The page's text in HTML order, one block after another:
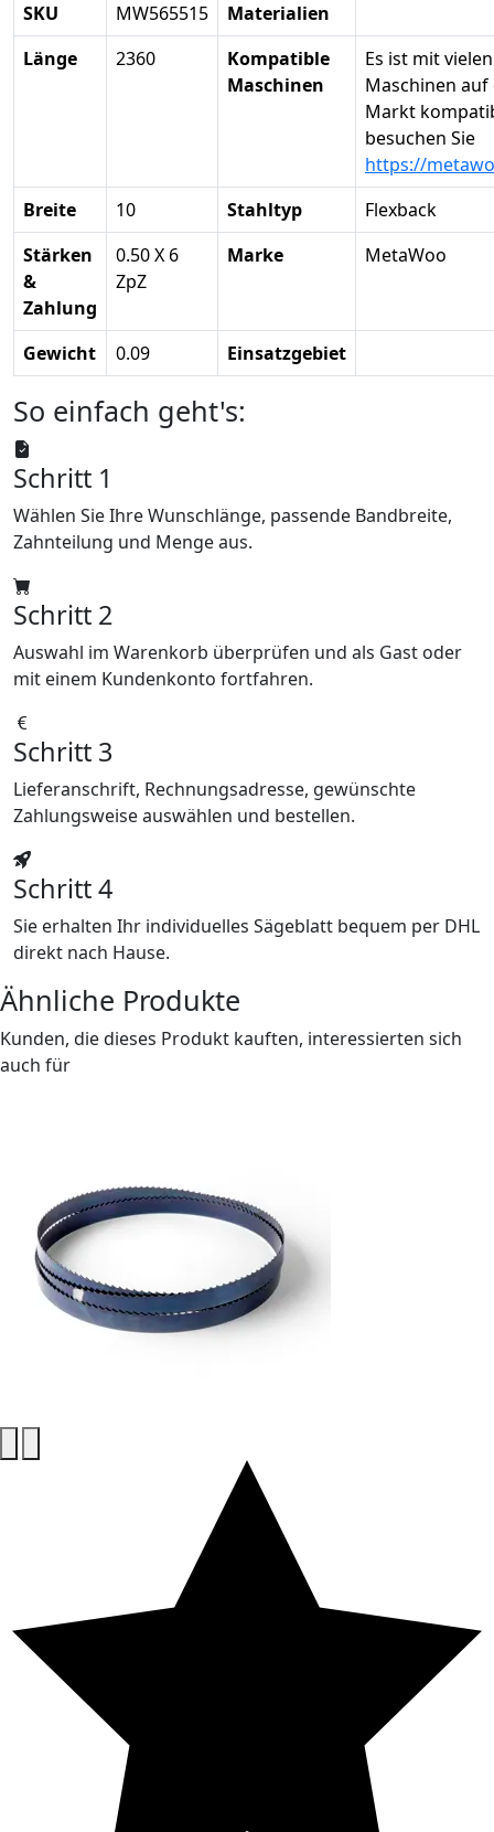
SKU MW565515
Materialien
Länge
2360
Kompatible
Maschinen
Es ist mit vielen
Maschinen auf
Markt
besuchen Sie
https://
Breite
10 Stahltyp
Flexback
Stärken
&
Zahlung
0.50 X 6
ZpZ
Marke MetaWoo
Gewicht 0.09 Einsatzgebiet
So einfach geht's:
Schritt 1
Wählen Sie Ihre Wunschlänge, passende Bandbreite,
Zahnteilung und Menge aus.
Schritt 2
Auswahl im Warenkorb überprüfen und als Gast oder
mit einem Kundenkonto fortfahren.
Schritt 3
Lieferanschrift, Rechnungsadresse, gewünschte
Zahlungsweise auswählen und bestellen.
Schritt 4
Sie erhalten Ihr individuelles Sägeblatt bequem per DHL
direkt nach Hause.
Ähnliche Produkte
Kunden, die dieses Produkt kauften, interessierten sich
auch für